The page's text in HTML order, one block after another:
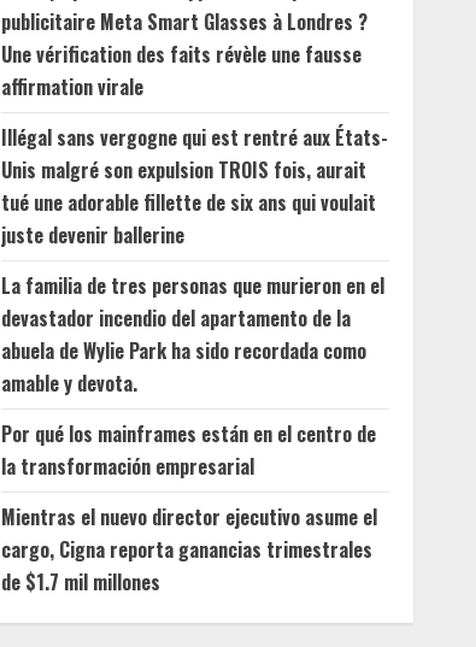
publicitaire Meta Smart Glasses à Londres ?
Une vérification des faits révèle une fausse
affirmation virale
Illégal sans vergogne qui est rentré aux États-
Unis malgré son expulsion TROIS fois, aurait
tué une adorable fillette de six ans qui voulait
juste devenir ballerine
La familia de tres personas que murieron en el
devastador incendio del apartamento de la
abuela de Wylie Park ha sido recordada como
amable y devota.
Por qué los mainframes están en el centro de
la transformación empresarial
Mientras el nuevo director ejecutivo asume el
cargo, Cigna reporta ganancias trimestrales
de $1.7 mil millones